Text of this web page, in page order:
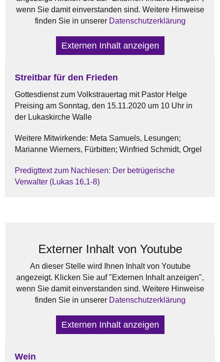
wenn Sie damit einverstanden sind. Weitere Hinweise
finden Sie in unserer Datenschutzerklärung
Externen Inhalt anzeigen
Streitbar für den Frieden
Gottesdienst zum Volkstrauertag mit Pastor Helge
Preising am Sonntag, den 15.11.2020 um 10 Uhr in
der Lukaskirche Walle
Weitere Mitwirkende: Meta Samuels, Lesungen;
Marianne Wiemers, Fürbitten; Winfried Schmidt, Orgel
Predigttext zum Nachlesen: Der betrügerische
Verwalter (Lukas 16,1-8)
Externer Inhalt von Youtube
An dieser Stelle wird Ihnen Inhalt von Youtube
angezeigt. Klicken Sie auf "Externen Inhalt anzeigen",
wenn Sie damit einverstanden sind. Weitere Hinweise
finden Sie in unserer Datenschutzerklärung
Externen Inhalt anzeigen
Wein